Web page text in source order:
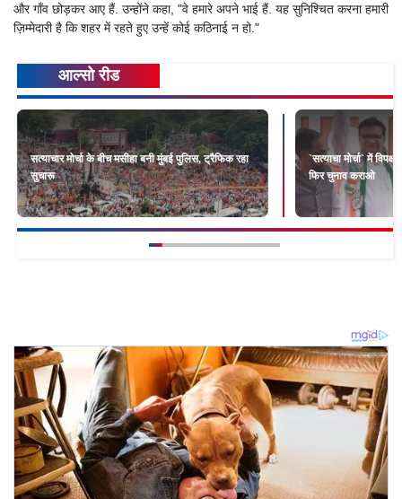
और गाँव छोड़कर आए हैं. उन्होंने कहा, "वे हमारे अपने भाई हैं. यह सुनिश्चित करना हमारी
ज़िम्मेदारी है कि शहर में रहते हुए उन्हें कोई कठिनाई न हो."
आल्सो रीड
सत्याचार मोर्चा के बीच मसीहा बनी मुंबई पुलिस, ट्रैफिक रहा
सुचारू
`सत्याचा मोर्चा` में
फिर चुनाव कराओ